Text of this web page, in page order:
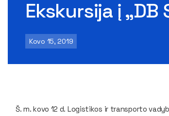
Ekskursija į „DB
Kovo 15, 2019
Š. m. kovo 12 d. Logistikos ir transporto